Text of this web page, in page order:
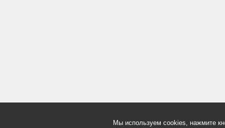
Мы используем cookies, нажмите